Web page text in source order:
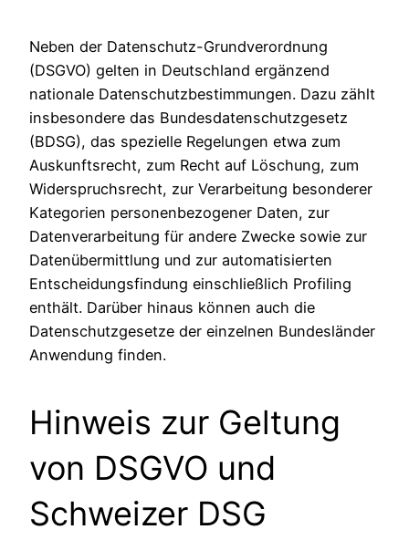
Neben der Datenschutz-Grundverordnung
(DSGVO) gelten in Deutschland ergänzend
nationale Datenschutzbestimmungen. Dazu zählt
insbesondere das Bundesdatenschutzgesetz
(BDSG), das spezielle Regelungen etwa zum
Auskunftsrecht, zum Recht auf Löschung, zum
Widerspruchsrecht, zur Verarbeitung besonderer
Kategorien personenbezogener Daten, zur
Datenverarbeitung für andere Zwecke sowie zur
Datenübermittlung und zur automatisierten
Entscheidungsfindung einschließlich Profiling
enthält. Darüber hinaus können auch die
Datenschutzgesetze der einzelnen Bundesländer
Anwendung finden.
Hinweis zur Geltung
von DSGVO und
Schweizer DSG